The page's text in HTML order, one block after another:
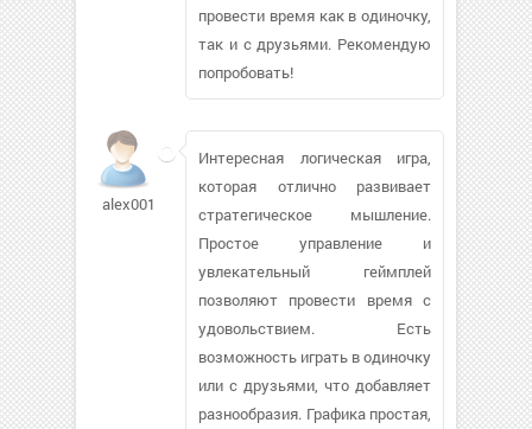
провести время как в одиночку,
так и с друзьями. Рекомендую
попробовать!
alex0016166
Интересная логическая игра,
которая отлично развивает
стратегическое мышление.
Простое управление и
увлекательный геймплей
позволяют провести время с
удовольствием. Есть
возможность играть в одиночку
или с друзьями, что добавляет
разнообразия. Графика простая,